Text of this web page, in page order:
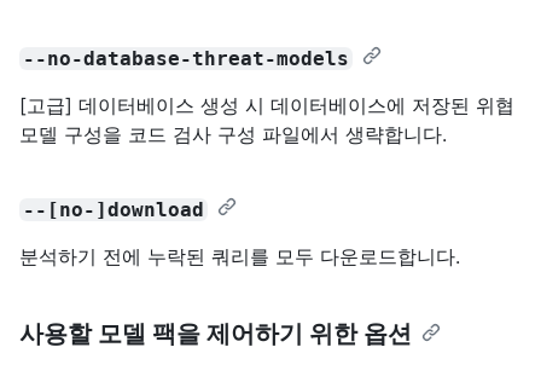
--no-database-threat-models
[고급] 데이터베이스 생성 시 데이터베이스에 저장된 위협
모델 구성을 코드 검사 구성 파일에서 생략합니다.
--[no-]download
분석하기 전에 누락된 쿼리를 모두 다운로드합니다.
사용할 모델 팩을 제어하기 위한 옵션